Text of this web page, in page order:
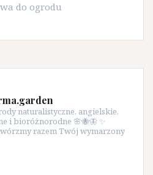
do ogrodu
naturalistyczne, angielskie,
i bioróżnorodne 🌸🐝🦋 ✨
razem Twój wymarzony